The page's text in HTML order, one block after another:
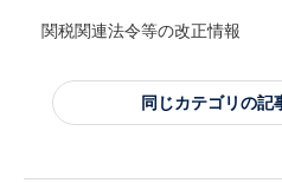
関税関連法令等の改正情報
同じカテゴリの記